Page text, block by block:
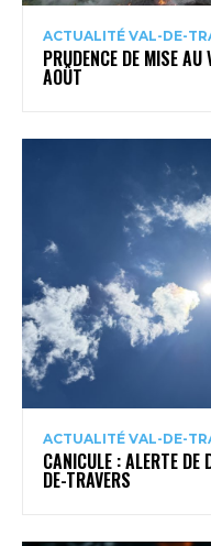
ACTUALITÉ VAL-DE-
PRUDENCE DE MISE
AOÛT
ACTUALITÉ VAL-DE-
CANICULE : ALERTE DE
DE-TRAVERS